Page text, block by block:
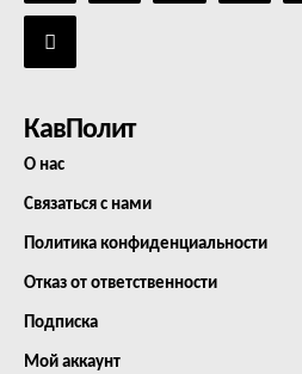
КавПолит
О нас
Связаться с нами
Политика конфиденциальности
Отказ от ответственности
Подписка
Мой аккаунт